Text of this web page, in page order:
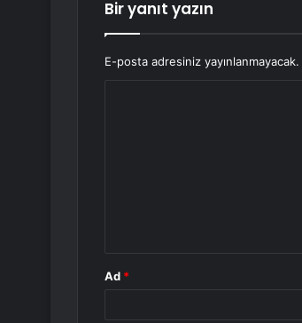
Bir yanıt yazın
E-posta adresiniz yayınlanmayacak.
Ad *